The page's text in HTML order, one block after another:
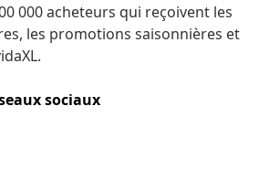
000 acheteurs qui reçoivent les
les promotions saisonnières et
sociaux